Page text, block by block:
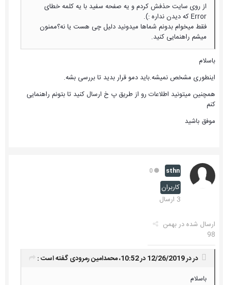
از روی سایت حذفش کردم و یه صفحه سفید با یه کلمه خطای
Error که دیدن نداره :).
فقط میخوام بدونم شماها میدونید دلیل چی هست یا نه؟ممنون
میشم راهنمایی کنید.
باسلام
اینطوری مشخص نمیشه.باید دمو قرار بدید تا بررسی بشه.
همچنین میتونید اطلاعات رو از طریق پ خ ارسال کنید تا بتونم راهنمایی
کنم
موفق باشید
sthn
کاربران
3 ارسال
ارسال شده دربهمن
98
در در 12/26/2019 در 10:52، محمدامین رمرودیگفته است :
باسلام